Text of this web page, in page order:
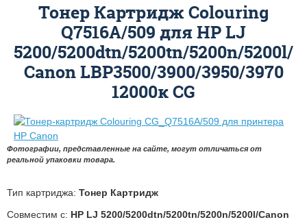
Тонер Картридж Colouring
Q7516A/509 для HP LJ
5200/5200dtn/5200tn/5200n/5200l/
Canon LBP3500/3900/3950/3970
12000к CG
Фотографии, представленные на сайте, могут отличаться от
реальной упаковки товара.
Тип картриджа: Тонер Картридж
Совместим с: HP LJ 5200/5200dtn/5200tn/5200n/5200l/Canon